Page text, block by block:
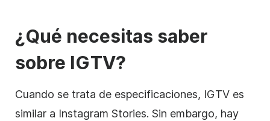
¿Qué necesitas saber
sobre IGTV?
Cuando se trata de especificaciones, IGTV es
similar a Instagram Stories. Sin embargo, hay